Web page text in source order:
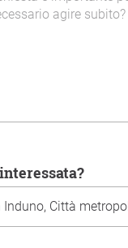
interessata?